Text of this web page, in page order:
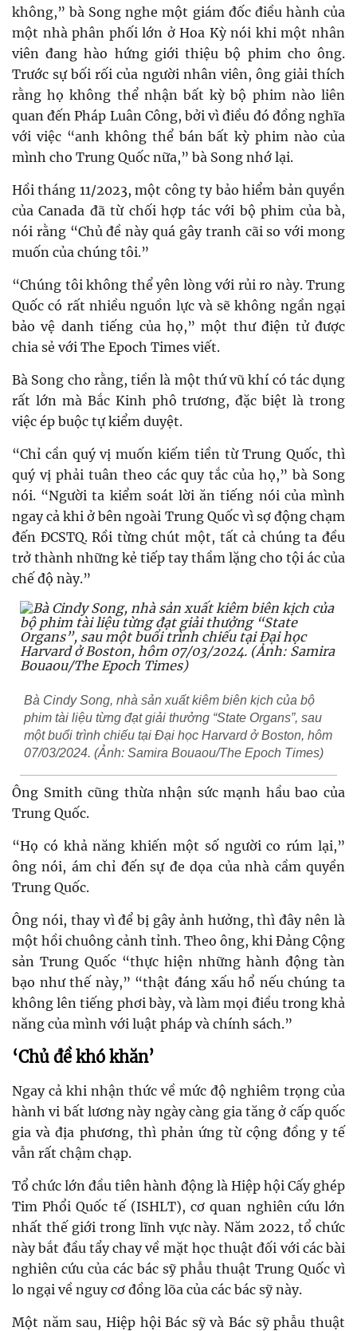
không,” bà Song nghe một giám đốc điều hành của
một nhà phân phối lớn ở Hoa Kỳ nói khi một nhân
viên đang hào hứng giới thiệu bộ phim cho ông.
Trước sự bối rối của người nhân viên, ông giải thích
rằng họ không thể nhận bất kỳ bộ phim nào liên
quan đến Pháp Luân Công, bởi vì điều đó đồng nghĩa
với việc “anh không thể bán bất kỳ phim nào của
mình cho Trung Quốc nữa,” bà Song nhớ lại.
Hồi tháng 11/2023, một công ty bảo hiểm bản quyền
của Canada đã từ chối hợp tác với bộ phim của bà,
nói rằng “Chủ đề này quá gây tranh cãi so với mong
muốn của chúng tôi.”
“Chúng tôi không thể yên lòng với rủi ro này. Trung
Quốc có rất nhiều nguồn lực và sẽ không ngần ngại
bảo vệ danh tiếng của họ,” một thư điện tử được
chia sẻ với The Epoch Times viết.
Bà Song cho rằng, tiền là một thứ vũ khí có tác dụng
rất lớn mà Bắc Kinh phô trương, đặc biệt là trong
việc ép buộc tự kiểm duyệt.
“Chỉ cần quý vị muốn kiếm tiền từ Trung Quốc, thì
quý vị phải tuân theo các quy tắc của họ,” bà Song
nói. “Người ta kiểm soát lời ăn tiếng nói của mình
ngay cả khi ở bên ngoài Trung Quốc vì sợ động chạm
đến ĐCSTQ. Rồi từng chút một, tất cả chúng ta đều
trở thành những kẻ tiếp tay thầm lặng cho tội ác của
chế độ này.”
Bà Cindy Song, nhà sản xuất kiêm biên kịch của bộ
phim tài liệu từng đạt giải thưởng “State Organs”, sau
một buổi trình chiếu tại Đại học Harvard ở Boston, hôm
07/03/2024. (Ảnh: Samira Bouaou/The Epoch Times)
Ông Smith cũng thừa nhận sức mạnh hầu bao của
Trung Quốc.
“Họ có khả năng khiến một số người co rúm lại,”
ông nói, ám chỉ đến sự đe dọa của nhà cầm quyền
Trung Quốc.
Ông nói, thay vì để bị gây ảnh hưởng, thì đây nên là
một hồi chuông cảnh tỉnh. Theo ông, khi Đảng Cộng
sản Trung Quốc “thực hiện những hành động tàn
bạo như thế này,” “thật đáng xấu hổ nếu chúng ta
không lên tiếng phơi bày, và làm mọi điều trong khả
năng của mình với luật pháp và chính sách.”
‘Chủ đề khó khăn’
Ngay cả khi nhận thức về mức độ nghiêm trọng của
hành vi bất lương này ngày càng gia tăng ở cấp quốc
gia và địa phương, thì phản ứng từ cộng đồng y tế
vẫn rất chậm chạp.
Tổ chức lớn đầu tiên hành động là Hiệp hội Cấy ghép
Tim Phổi Quốc tế (ISHLT), cơ quan nghiên cứu lớn
nhất thế giới trong lĩnh vực này. Năm 2022, tổ chức
này bắt đầu tẩy chay về mặt học thuật đối với các bài
nghiên cứu của các bác sỹ phẫu thuật Trung Quốc vì
lo ngại về nguy cơ đồng lõa của các bác sỹ này.
Một năm sau, Hiệp hội Bác sỹ và Bác sỹ phẫu thuật